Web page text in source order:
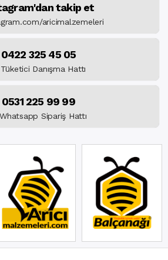
takip et
aricimalzemeleri
0422 325 45 05
Tüketici Danışma Hattı
0531 225 99 99
Whatsapp Sipariş Hattı